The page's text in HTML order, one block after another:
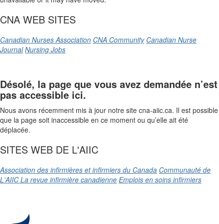
CNA WEB SITES
Canadian Nurses Association CNA Community Canadian Nurse
Journal Nursing Jobs
Désolé, la page que vous avez demandée n’est
pas accessible ici.
Nous avons récemment mis à jour notre site cna-aiic.ca. Il est possible
que la page soit inaccessible en ce moment ou qu’elle ait été
déplacée.
SITES WEB DE L'AIIC
Association des infirmières et infirmiers du Canada Communauté de
L'AIIC La revue infirmière canadienne Emplois en soins infirmiers